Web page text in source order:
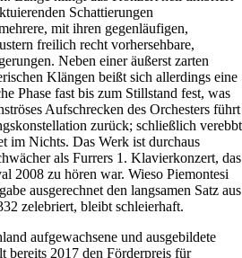
Schattierungen
mit ihren gegenläufigen,
freilich recht vorhersehbare,
Neben einer äußerst zarten
Klängen beißt sich allerdings eine
Phase fast bis zum Stillstand fest, was
Aufschrecken des Orchesters führt
zurück; schließlich verebbt
im Nichts. Das Werk ist durchaus
als Furrers 1. Klavierkonzert, das
2008 zu hören war. Wieso Piemontesi
ausgerechnet den langsamen Satz aus
zelebriert, bleibt schleierhaft.
aufgewachsene und ausgebildete
bereits 2017 den Förderpreis für